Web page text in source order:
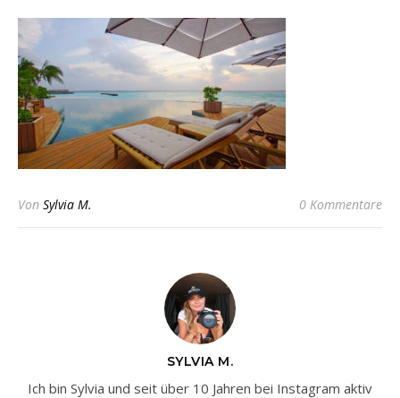
Von Sylvia M. 0 Kommentare
SYLVIA M.
Ich bin Sylvia und seit über 10 Jahren bei Instagram aktiv